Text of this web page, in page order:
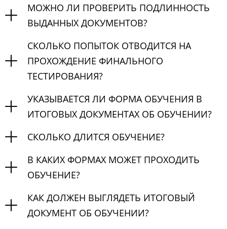
МОЖНО ЛИ ПРОВЕРИТЬ ПОДЛИННОСТЬ
ВЫДАННЫХ ДОКУМЕНТОВ?
СКОЛЬКО ПОПЫТОК ОТВОДИТСЯ НА
ПРОХОЖДЕНИЕ ФИНАЛЬНОГО
ТЕСТИРОВАНИЯ?
УКАЗЫВАЕТСЯ ЛИ ФОРМА ОБУЧЕНИЯ В
ИТОГОВЫХ ДОКУМЕНТАХ ОБ ОБУЧЕНИИ?
СКОЛЬКО ДЛИТСЯ ОБУЧЕНИЕ?
В КАКИХ ФОРМАХ МОЖЕТ ПРОХОДИТЬ
ОБУЧЕНИЕ?
КАК ДОЛЖЕН ВЫГЛЯДЕТЬ ИТОГОВЫЙ
ДОКУМЕНТ ОБ ОБУЧЕНИИ?